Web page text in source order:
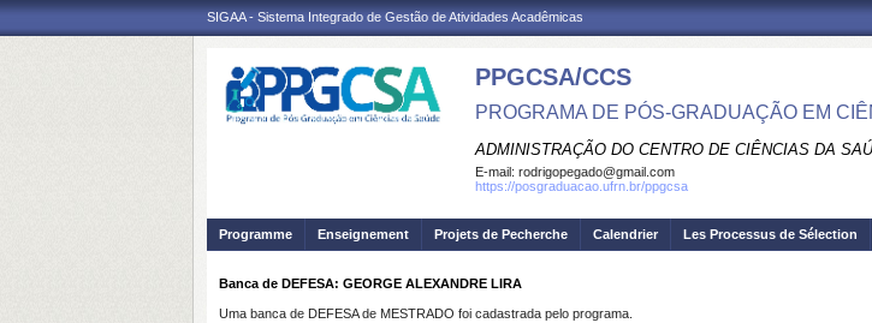
SIGAA - Sistema Integrado de Gestão de Atividades Acadêmicas
PPGCSA/CCS
PROGRAMA DE PÓS-GRADUAÇÃO EM
ADMINISTRAÇÃO DO CENTRO DE CIÊNCIAS DA
E-mail: rodrigopegado@gmail.com
https://posgraduacao.ufrn.br/ppgcsa
Programme Enseignement Projets de Pecherche Calendrier Les Processus de Sélection
Banca de DEFESA: GEORGE ALEXANDRE LIRA
Uma banca de DEFESA de MESTRADO foi cadastrada pelo programa.